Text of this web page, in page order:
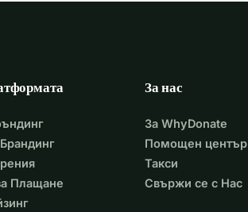
Плащане
За нас
За WhyDonate
Помощен център
Такси
Свържи се с Нас